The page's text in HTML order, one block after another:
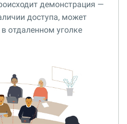
демонстрация —
доступа, может
отдаленном уголке